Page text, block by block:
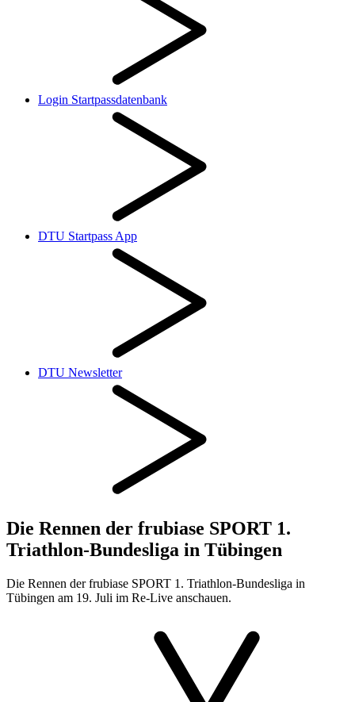
Login Startpassdatenbank
DTU Startpass App
DTU Newsletter
Die Rennen der frubiase SPORT 1.
Triathlon-Bundesliga in Tübingen
Die Rennen der frubiase SPORT 1. Triathlon-Bundesliga in
Tübingen am 19. Juli im Re-Live anschauen.